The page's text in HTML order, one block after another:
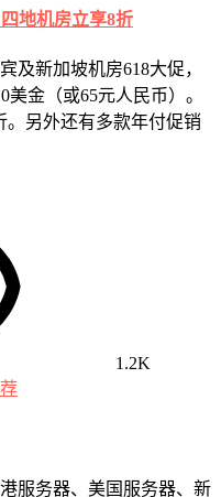
地机房立享8折
及新加坡机房618大促，
金（或65元人民币）。
。另外还有多款年付促销
1.2K
服务器、美国服务器、新